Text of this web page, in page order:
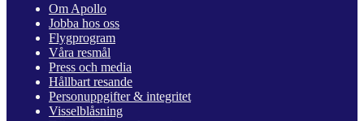
Om Apollo
Jobba hos oss
Flygprogram
Våra resmål
Press och media
Hållbart resande
Personuppgifter & integritet
Visselblåsning